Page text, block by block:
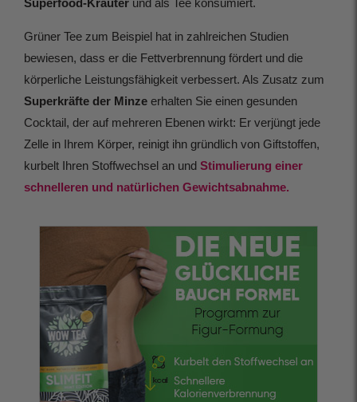
Superfood-Kräuter und als Tee konsumiert.
Grüner Tee zum Beispiel hat in zahlreichen Studien
bewiesen, dass er die Fettverbrennung fördert und die
körperliche Leistungsfähigkeit verbessert. Als Zusatz zum
Superkräfte der Minze erhalten Sie einen gesunden
Cocktail, der auf mehreren Ebenen wirkt: Er verjüngt jede
Zelle in Ihrem Körper, reinigt ihn gründlich von Giftstoffen,
kurbelt Ihren Stoffwechsel an und Stimulierung einer
schnelleren und natürlichen Gewichtsabnahme.